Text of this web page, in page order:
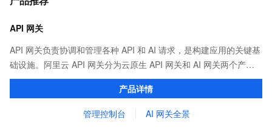
API 网关
API 网关负责协调和管理各种 API 和 AI 请求，是构建应用的关键基
础设施。阿里云 API 网关分为云原生 API 网关和 AI 网关两个产
品。
产品详情
管理控制台 AI 网关全景